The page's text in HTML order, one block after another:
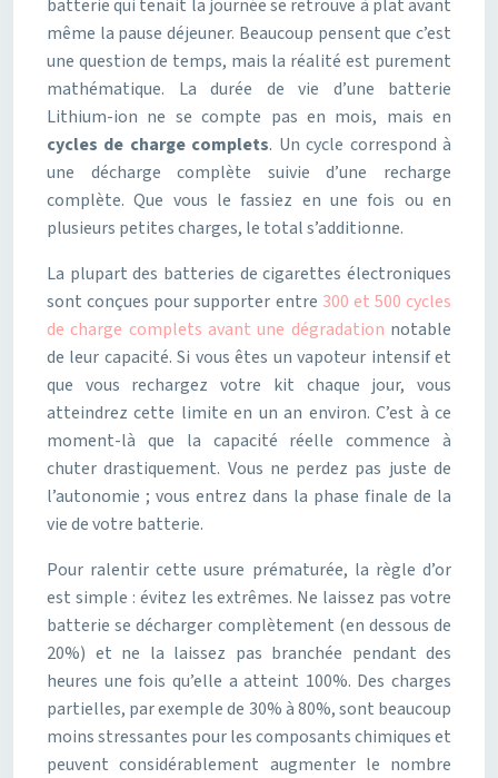
batterie qui tenait la journée se retrouve à plat avant
même la pause déjeuner. Beaucoup pensent que c’est
une question de temps, mais la réalité est purement
mathématique. La durée de vie d’une batterie
Lithium-ion ne se compte pas en mois, mais en
cycles de charge complets. Un cycle correspond à
une décharge complète suivie d’une recharge
complète. Que vous le fassiez en une fois ou en
plusieurs petites charges, le total s’additionne.
La plupart des batteries de cigarettes électroniques
sont conçues pour supporter entre 300 et 500 cycles
de charge complets avant une dégradation notable
de leur capacité. Si vous êtes un vapoteur intensif et
que vous rechargez votre kit chaque jour, vous
atteindrez cette limite en un an environ. C’est à ce
moment-là que la capacité réelle commence à
chuter drastiquement. Vous ne perdez pas juste de
l’autonomie ; vous entrez dans la phase finale de la
vie de votre batterie.
Pour ralentir cette usure prématurée, la règle d’or
est simple : évitez les extrêmes. Ne laissez pas votre
batterie se décharger complètement (en dessous de
20%) et ne la laissez pas branchée pendant des
heures une fois qu’elle a atteint 100%. Des charges
partielles, par exemple de 30% à 80%, sont beaucoup
moins stressantes pour les composants chimiques et
peuvent considérablement augmenter le nombre